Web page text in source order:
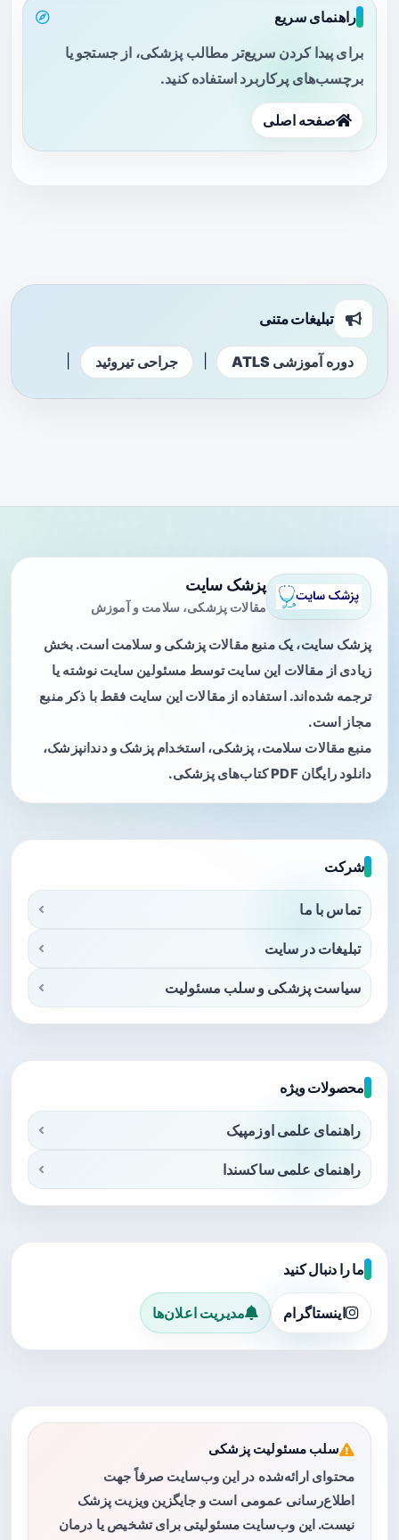
راهنمای سریع
برای پیدا کردن سریع‌تر مطالب پزشکی، از جستجو یا
برچسب‌های پرکاربرد استفاده کنید.
صفحه اصلی
تبلیغات متنی
دوره آموزشی ATLS جراحی تیروئید
پزشک سایت
مقالات پزشکی، سلامت و آموزش
پزشک سایت، یک منبع مقالات پزشکی و سلامت است. بخش
زیادی از مقالات این سایت توسط مسئولین سایت نوشته یا
ترجمه شده‌اند. استفاده از مقالات این سایت فقط با ذکر منبع
مجاز است.
منبع مقالات سلامت، پزشکی، استخدام پزشک و دندانپزشک،
دانلود رایگان PDF کتاب‌های پزشکی.
شرکت
تماس با ما
تبلیغات در سایت
سیاست پزشکی و سلب مسئولیت
محصولات ویژه
راهنمای علمی اوزمپیک
راهنمای علمی ساکسندا
ما را دنبال کنید
اینستاگرام مدیریت اعلان‌ها
سلب مسئولیت پزشکی
محتوای ارائه‌شده در این وب‌سایت صرفاً جهت
اطلاع‌رسانی عمومی است و جایگزین ویزیت پزشک
نیست. این وب‌سایت مسئولیتی برای تشخیص یا درمان